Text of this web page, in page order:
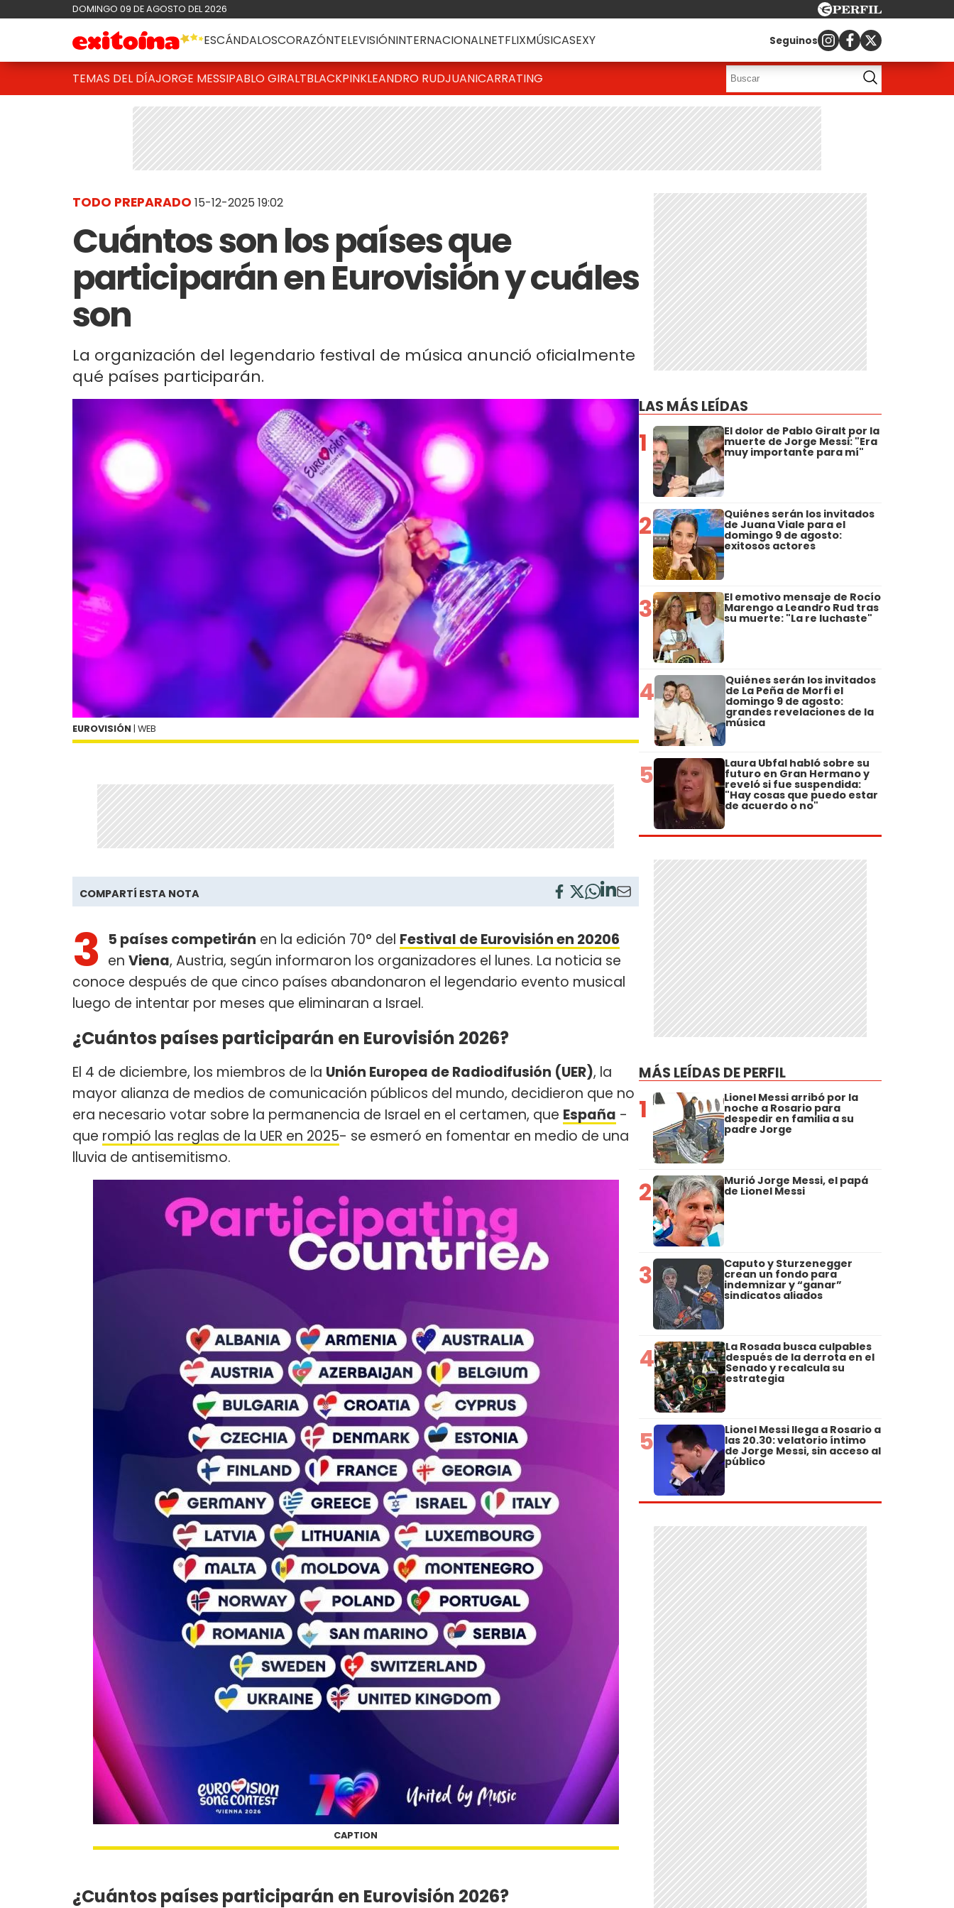
DOMINGO 09 DE AGOSTO DEL 2026
ESCÁNDALOSCORAZÓNTELEVISIÓNINTERNACIONALNETFLIXMÚSICASEXY Seguinos
TEMAS DEL DÍAJORGE MESSIPABLO GIRALTBLACKPINKLEANDRO RUDJUANICARRATING
TODO PREPARADO 15-12-2025 19:02
Cuántos son los países que
participarán en Eurovisión y cuáles
son
La organización del legendario festival de música anunció oficialmente
qué países participarán.
EUROVISIÓN | WEB
COMPARTÍ ESTA NOTA
3 5 países competirán en la edición 70° del Festival de Eurovisión en 20206
en Viena, Austria, según informaron los organizadores el lunes. La noticia se
conoce después de que cinco países abandonaron el legendario evento musical
luego de intentar por meses que eliminaran a Israel.
¿Cuántos países participarán en Eurovisión 2026?
El 4 de diciembre, los miembros de la Unión Europea de Radiodifusión (UER), la
mayor alianza de medios de comunicación públicos del mundo, decidieron que no
era necesario votar sobre la permanencia de Israel en el certamen, que España -
que rompió las reglas de la UER en 2025- se esmeró en fomentar en medio de una
lluvia de antisemitismo.
CAPTION
¿Cuántos países participarán en Eurovisión 2026?
LAS MÁS LEÍDAS
1 El dolor de Pablo Giralt por la
muerte de Jorge Messi: "Era
muy importante para mí"
2 Quiénes serán los invitados
de Juana Viale para el
domingo 9 de agosto:
exitosos actores
3 El emotivo mensaje de Rocío
Marengo a Leandro Rud tras
su muerte: "La re luchaste"
4 Quiénes serán los invitados
de La Peña de Morfi el
domingo 9 de agosto:
grandes revelaciones de la
música
5 Laura Ubfal habló sobre su
futuro en Gran Hermano y
reveló si fue suspendida:
"Hay cosas que puedo estar
de acuerdo o no"
MÁS LEÍDAS DE PERFIL
1 Lionel Messi arribó por la
noche a Rosario para
despedir en familia a su
padre Jorge
2 Murió Jorge Messi, el papá
de Lionel Messi
3 Caputo y Sturzenegger
crean un fondo para
indemnizar y “ganar”
sindicatos aliados
4 La Rosada busca culpables
después de la derrota en el
Senado y recalcula su
estrategia
5 Lionel Messi llega a Rosario a
las 20.30: velatorio íntimo
de Jorge Messi, sin acceso al
público